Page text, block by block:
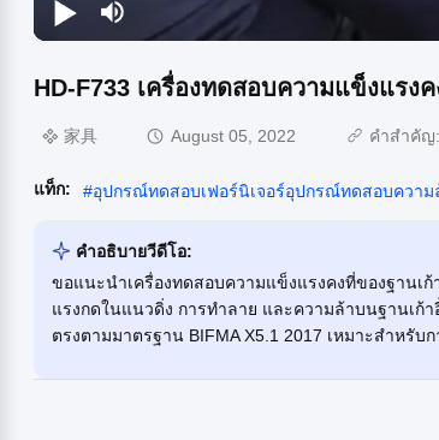
HD-F733 เครื่องทดสอบความแข็งแรง
家具 August 05, 2022 คำสำคัญ:
แท็ก: #อุปกรณ์ทดสอบเฟอร์นิเจอร์อุปกรณ์ทดสอบความ
คําอธิบายวีดีโอ:
ขอแนะนำเครื่องทดสอบความแข็งแรงคงที่ของฐานเ
แรงกดในแนวดิ่ง การทำลาย และความล้าบนฐานเก้
ตรงตามมาตรฐาน BIFMA X5.1 2017 เหมาะสำหรั